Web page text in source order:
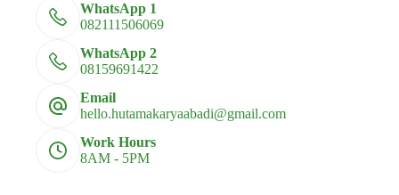
WhatsApp 1
082111506069
WhatsApp 2
08159691422
Email
hello.hutamakaryaabadi@gmail.com
Work Hours
8AM - 5PM